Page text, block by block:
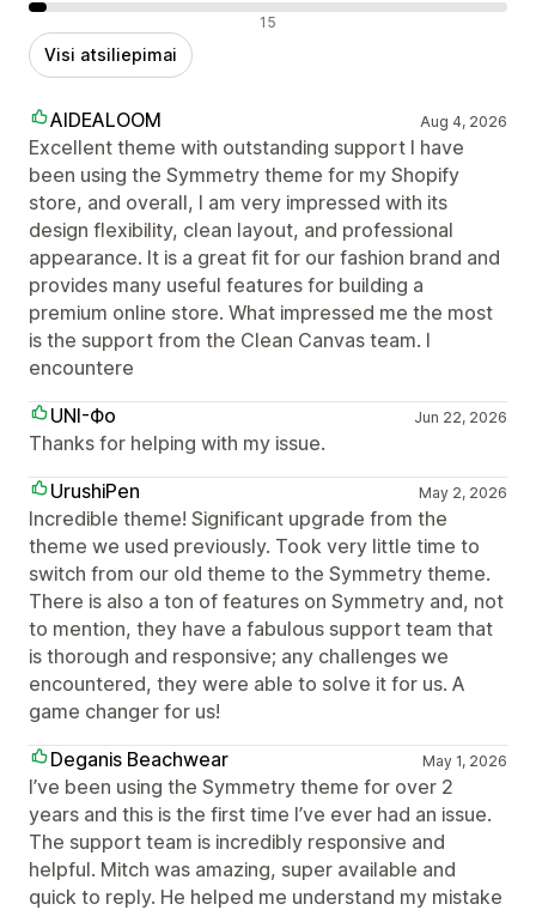
Neigiami atsiliepimai 15
Visi atsiliepimai
AIDEALOOM Aug 4, 2026
Excellent theme with outstanding support I have
been using the Symmetry theme for my Shopify
store, and overall, I am very impressed with its
design flexibility, clean layout, and professional
appearance. It is a great fit for our fashion brand and
provides many useful features for building a
premium online store. What impressed me the most
is the support from the Clean Canvas team. I
encountere
UNI-Фо
Jun 22, 2026
Thanks for helping with my issue.
UrushiPen
May 2, 2026
Incredible theme! Significant upgrade from the
theme we used previously. Took very little time to
switch from our old theme to the Symmetry theme.
There is also a ton of features on Symmetry and, not
to mention, they have a fabulous support team that
is thorough and responsive; any challenges we
encountered, they were able to solve it for us. A
game changer for us!
Deganis Beachwear
May 1, 2026
I’ve been using the Symmetry theme for over 2
years and this is the first time I’ve ever had an issue.
The support team is incredibly responsive and
helpful. Mitch was amazing, super available and
quick to reply. He helped me understand my mistake